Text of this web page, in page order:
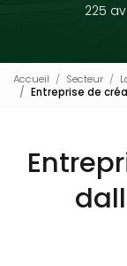
225
Accueil Secteur
Entreprise de